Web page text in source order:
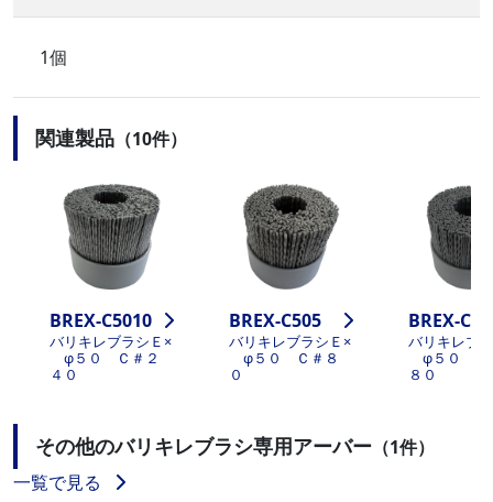
1個
関連製品 （10件）
BREX-C5010
バリキレブラシＥ×
φ５０ Ｃ＃２
４０
BREX-C505
バリキレブラシＥ×
φ５０ Ｃ＃８
０
BREX-
バリキレブ
φ５０ Ｃ
８０
その他のバリキレブラシ専用アーバー （1件）
一覧で見る